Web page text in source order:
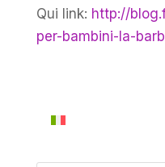
Qui link: http://
per-bambini-la-